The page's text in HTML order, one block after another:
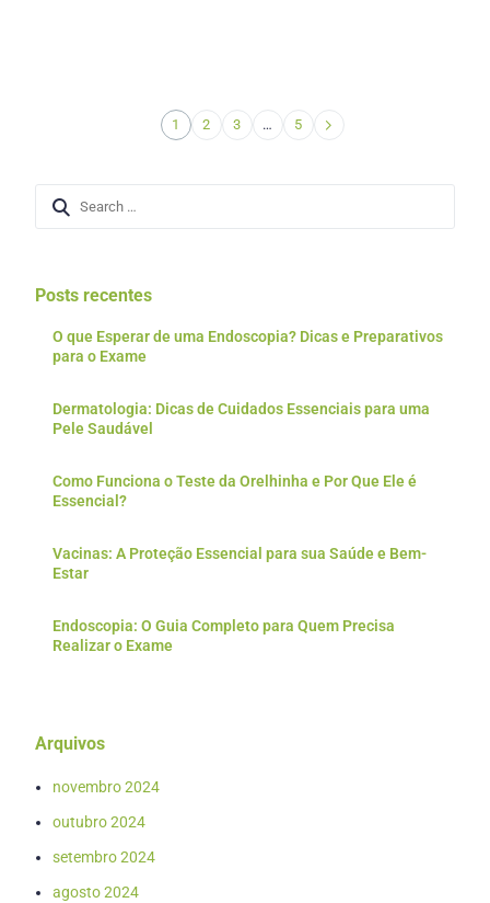
1 2 3 … 5
Posts recentes
O que Esperar de uma Endoscopia? Dicas e Preparativos
para o Exame
Dermatologia: Dicas de Cuidados Essenciais para uma
Pele Saudável
Como Funciona o Teste da Orelhinha e Por Que Ele é
Essencial?
Vacinas: A Proteção Essencial para sua Saúde e Bem-
Estar
Endoscopia: O Guia Completo para Quem Precisa
Realizar o Exame
Arquivos
novembro 2024
outubro 2024
setembro 2024
agosto 2024